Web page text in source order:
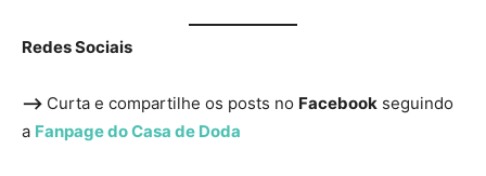
Redes Sociais
—> Curta e compartilhe os posts no Facebook seguindo
a Fanpage do Casa de Doda